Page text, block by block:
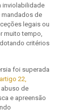
inviolabilidade
de
legais ou
muito tempo,
critérios
foi superada
artigo 22,
de
e apreensão